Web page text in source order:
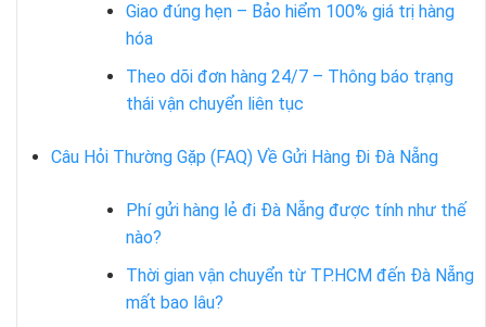
Giao đúng hẹn – Bảo hiểm 100% giá trị hàng
hóa
Theo dõi đơn hàng 24/7 – Thông báo trạng
thái vận chuyển liên tục
Câu Hỏi Thường Gặp (FAQ) Về Gửi Hàng Đi Đà Nẵng
Phí gửi hàng lẻ đi Đà Nẵng được tính như thế
nào?
Thời gian vận chuyển từ TP.HCM đến Đà Nẵng
mất bao lâu?